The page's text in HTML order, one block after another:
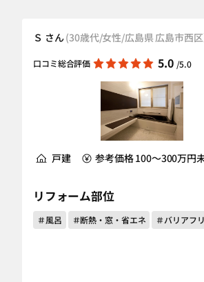
Ｓ さん(30歳代/女性/広島県 広島市西区
口コミ総合評価 5.0 /5.0
戸建 参考価格 100～300万円
リフォーム部位
＃風呂 ＃断熱・窓・省エネ ＃バリアフ